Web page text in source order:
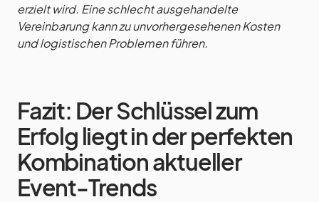
erzielt wird. Eine schlecht ausgehandelte
Vereinbarung kann zu unvorhergesehenen Kosten
und logistischen Problemen führen.
Fazit: Der Schlüssel zum
Erfolg liegt in der perfekten
Kombination aktueller
Event-Trends